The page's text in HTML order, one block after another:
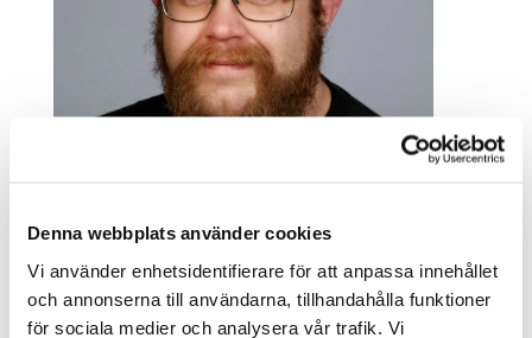
Denna webbplats använder cookies
Vi använder enhetsidentifierare för att anpassa innehållet
och annonserna till användarna, tillhandahålla funktioner
för sociala medier och analysera vår trafik. Vi